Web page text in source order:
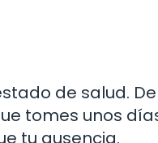
de salud.
tomes unos
tu ausencia.